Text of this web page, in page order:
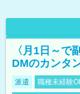
〈月1日～で
DMのカンタ
派遣 職種未経験